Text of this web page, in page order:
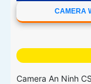
CAMERA
Camera An Ninh